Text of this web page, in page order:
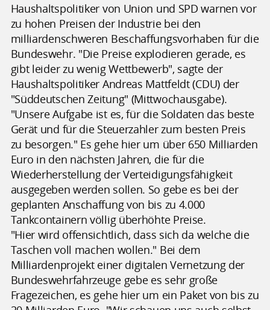
Haushaltspolitiker von Union und SPD warnen vor
zu hohen Preisen der Industrie bei den
milliardenschweren Beschaffungsvorhaben für die
Bundeswehr. "Die Preise explodieren gerade, es
gibt leider zu wenig Wettbewerb", sagte der
Haushaltspolitiker Andreas Mattfeldt (CDU) der
"Süddeutschen Zeitung" (Mittwochausgabe).
"Unsere Aufgabe ist es, für die Soldaten das beste
Gerät und für die Steuerzahler zum besten Preis
zu besorgen." Es gehe hier um über 650 Milliarden
Euro in den nächsten Jahren, die für die
Wiederherstellung der Verteidigungsfähigkeit
ausgegeben werden sollen. So gebe es bei der
geplanten Anschaffung von bis zu 4.000
Tankcontainern völlig überhöhte Preise.
"Hier wird offensichtlich, dass sich da welche die
Taschen voll machen wollen." Bei dem
Milliardenprojekt einer digitalen Vernetzung der
Bundeswehrfahrzeuge gebe es sehr große
Fragezeichen, es gehe hier um ein Paket von bis zu